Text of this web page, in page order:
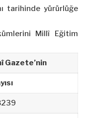
tarihinde yürürlüğe
Millî Eğitim
Gazete’nin